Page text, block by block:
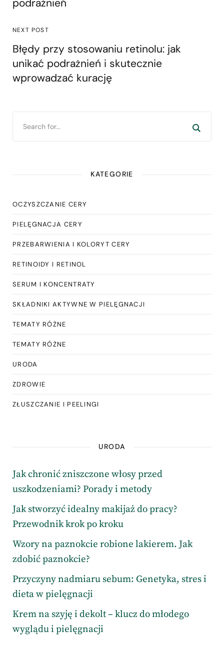
podrażnień
NEXT POST
Błędy przy stosowaniu retinolu: jak
unikać podrażnień i skutecznie
wprowadzać kurację
KATEGORIE
OCZYSZCZANIE CERY
PIELĘGNACJA CERY
PRZEBARWIENIA I KOLORYT CERY
RETINOIDY I RETINOL
SERUM I KONCENTRATY
SKŁADNIKI AKTYWNE W PIELĘGNACJI
TEMATY RÓŻNE
TEMATY RÓŻNE
URODA
ZDROWIE
ZŁUSZCZANIE I PEELINGI
URODA
Jak chronić zniszczone włosy przed
uszkodzeniami? Porady i metody
Jak stworzyć idealny makijaż do pracy?
Przewodnik krok po kroku
Wzory na paznokcie robione lakierem. Jak
zdobić paznokcie?
Przyczyny nadmiaru sebum: Genetyka, stres i
dieta w pielęgnacji
Krem na szyję i dekolt – klucz do młodego
wyglądu i pielęgnacji